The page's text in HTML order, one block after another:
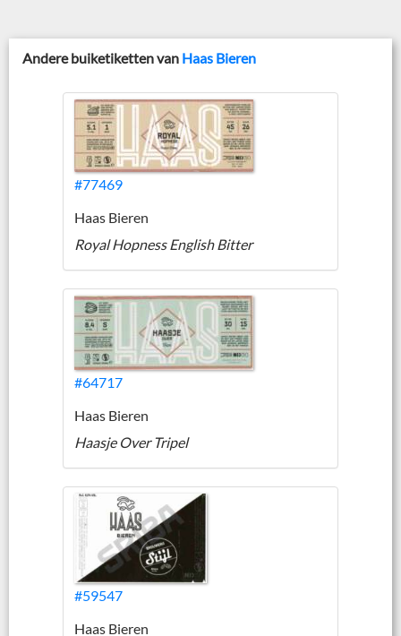
Andere buiketiketten van Haas Bieren
#77469
Haas Bieren
Royal Hopness English Bitter
#64717
Haas Bieren
Haasje Over Tripel
#59547
Haas Bieren